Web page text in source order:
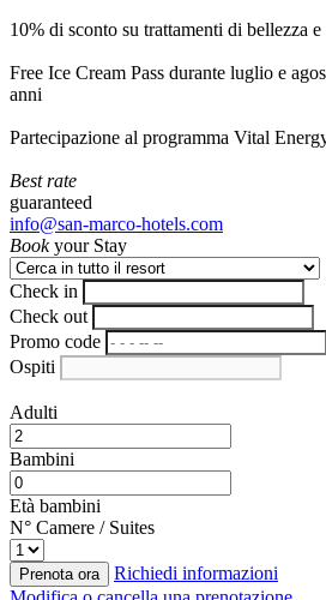
10% di sconto su trattamenti di bellezza e
Free Ice Cream Pass durante luglio e
anni
Partecipazione al programma Vital
Best rate
guaranteed
info@san-marco-hotels.com
Bookyour Stay
Check in
Check out
Promo code
Ospiti
Adulti
Bambini
Età bambini
N° Camere / Suites
Prenota ora
Richiedi informazioni